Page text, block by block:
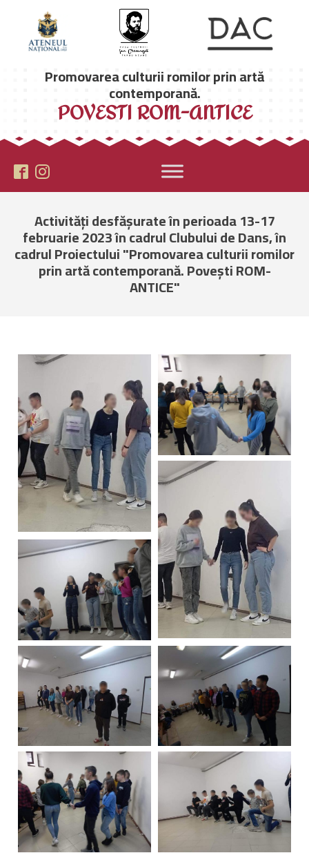
Promovarea culturii romilor prin artă
contemporană.
POVESTI ROM-ANTICE
Activități desfășurate în perioada 13-17
februarie 2023 în cadrul Clubului de Dans, în
cadrul Proiectului "Promovarea culturii romilor
prin artă contemporană. Povești ROM-
ANTICE"